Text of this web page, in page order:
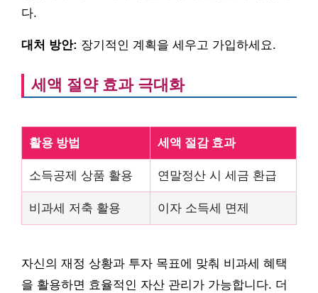
다.
대처 방안: 장기적인 계획을 세우고 가입하세요.
세액 절약 효과 극대화
활용 방법 세액 절감 효과
소득공제 상품 활용 연말정산 시 세금 환급
비과세 저축 활용 이자 소득세 면제
자신의 재정 상황과 투자 목표에 맞춰 비과세 혜택
을 활용하면 효율적인 자산 관리가 가능합니다. 더